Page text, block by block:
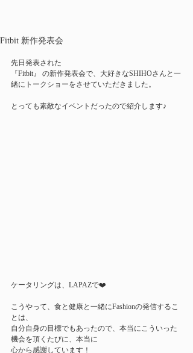
Fitbit 新作発表会
先日発表された
『Fitbit』 の新作発表会で、大好きなSHIHOさんと一
緒にトークショーをさせていただきました。
とっても素敵なイベントだったので紹介します♪
ケータリングは、LAPAZで❤️
こうやって、食と健康と一緒にFashionの発信するこ
とは、
自分自身の目標でもあったので、本当にこういった
機会を頂くたびに、本当に
心から感謝しています！